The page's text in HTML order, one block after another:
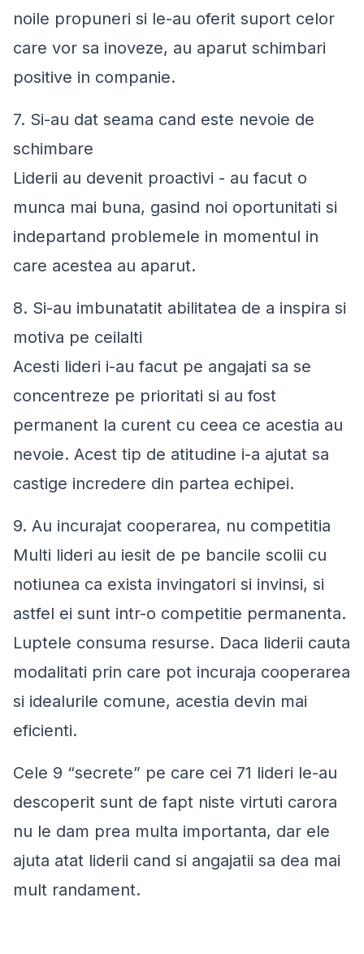
noile propuneri si le-au oferit suport celor
care vor sa inoveze, au aparut schimbari
positive in companie.
7. Si-au dat seama cand este nevoie de
schimbare
Liderii au devenit proactivi - au facut o
munca mai buna, gasind noi oportunitati si
indepartand problemele in momentul in
care acestea au aparut.
8. Si-au imbunatatit abilitatea de a inspira si
motiva pe ceilalti
Acesti lideri i-au facut pe angajati sa se
concentreze pe prioritati si au fost
permanent la curent cu ceea ce acestia au
nevoie. Acest tip de atitudine i-a ajutat sa
castige incredere din partea echipei.
9. Au incurajat cooperarea, nu competitia
Multi lideri au iesit de pe bancile scolii cu
notiunea ca exista invingatori si invinsi, si
astfel ei sunt intr-o competitie permanenta.
Luptele consuma resurse. Daca liderii cauta
modalitati prin care pot incuraja cooperarea
si idealurile comune, acestia devin mai
eficienti.
Cele 9 “secrete” pe care cei 71 lideri le-au
descoperit sunt de fapt niste virtuti carora
nu le dam prea multa importanta, dar ele
ajuta atat liderii cand si angajatii sa dea mai
mult randament.